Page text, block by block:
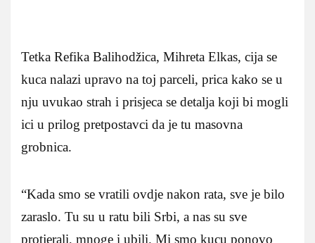
Tetka Refika Balihodžica, Mihreta Elkas, cija se
kuca nalazi upravo na toj parceli, prica kako se u
nju uvukao strah i prisjeca se detalja koji bi mogli
ici u prilog pretpostavci da je tu masovna
grobnica.
“Kada smo se vratili ovdje nakon rata, sve je bilo
zaraslo. Tu su u ratu bili Srbi, a nas su sve
protjerali, mnoge i ubili. Mi smo kucu ponovo